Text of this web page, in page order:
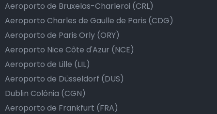
Aeroporto de Bruxelas-Charleroi (CRL)
Aeroporto Charles de Gaulle de Paris (CDG)
Aeroporto de Paris Orly (ORY)
Aeroporto Nice Côte d'Azur (NCE)
Aeroporto de Lille (LIL)
Aeroporto de Düsseldorf (DUS)
Dublin Colónia (CGN)
Aeroporto de Frankfurt (FRA)